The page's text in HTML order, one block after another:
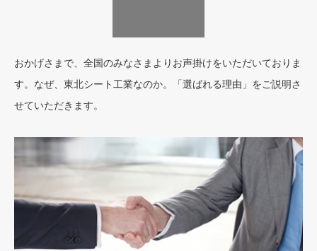
おかげさまで、全国のみなさまよりお声掛けをいただいておりま
す。なぜ、東北シート工業なのか。「選ばれる理由」をご説明さ
せていただきます。